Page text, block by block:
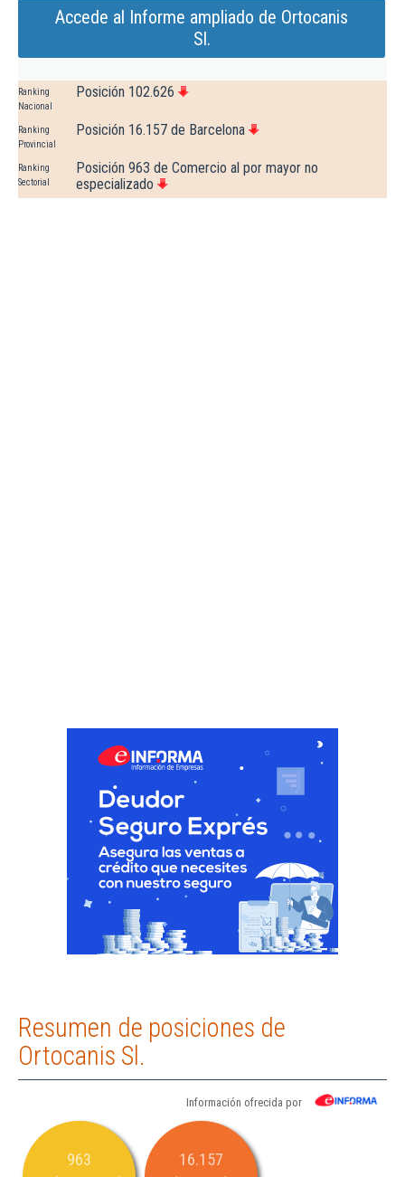
Accede al Informe ampliado de Ortocanis
Sl.
Ranking
Nacional
Posición 102.626
Ranking
Provincial
Posición 16.157 de Barcelona
Ranking
Sectorial
Posición 963 de Comercio al por mayor no
especializado
Resumen de posiciones de
Ortocanis Sl.
Información ofrecida por
963 16.157